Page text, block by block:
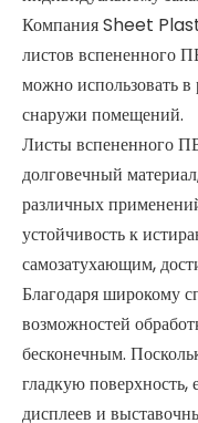
Вспененный цветной
легкий, жесткий лист
поддается очистке и
Пенопласт ПВХ — это
обычно используемый
рекламных щитах и
однородной ячеистой
подложкой для
окраски,
пенопласта ПВХ
диапазоне цветов и
48 x 96 дюймов,
индивидуальному